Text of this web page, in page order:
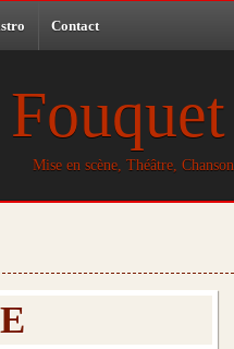
Contact
Mise en scène, Théâtre, Chanson